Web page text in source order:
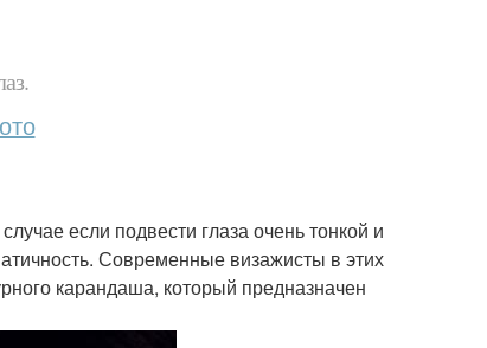
если подвести глаза очень тонкой и
Современные визажисты в этих
карандаша, который предназначен